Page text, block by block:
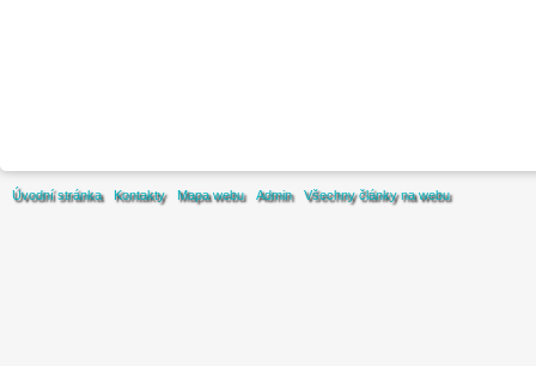
Úvodní stránka Kontakty Mapa webu Admin Všechny články na webu